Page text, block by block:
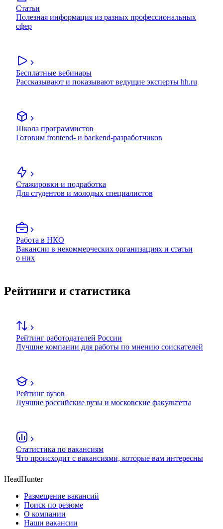
Статьи
Полезная информация из разных профессиональных
сфер
Бесплатные вебинары
Рассказывают и показывают ведущие эксперты hh.ru
Школа программистов
Готовим frontend- и backend-разработчиков
Стажировки и подработка
Для студентов и молодых специалистов
Работа в НКО
Вакансии в некоммерческих организациях и статьи
о них
Рейтинги и статистика
Рейтинг работодателей России
Лучшие компании для работы по мнению соискателей
Рейтинг вузов
Лучшие российские вузы и московские факультеты
Статистика по вакансиям
Что происходит с вакансиями, которые вам интересны
HeadHunter
Размещение вакансий
Поиск по резюме
О компании
Наши вакансии